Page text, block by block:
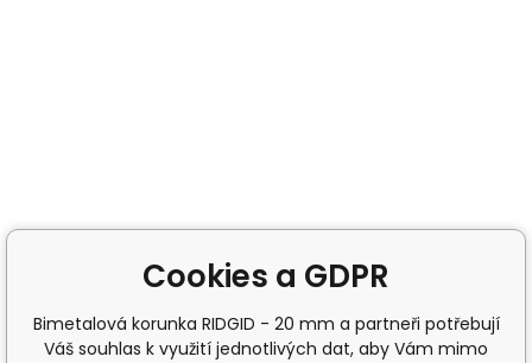
Cookies a GDPR
Bimetalová korunka RIDGID - 20 mm a partneři potřebují
Váš souhlas k využití jednotlivých dat, aby Vám mimo